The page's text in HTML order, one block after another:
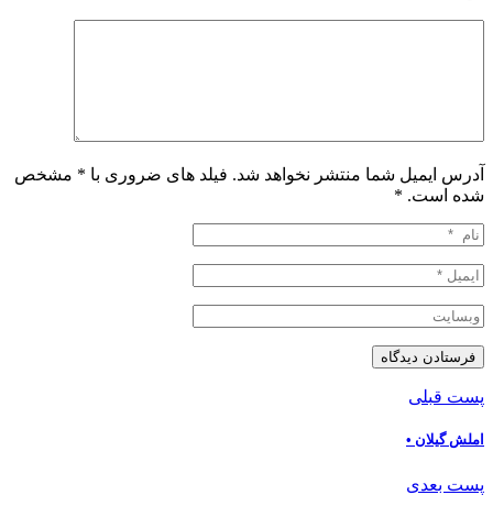
آدرس ایمیل شما منتشر نخواهد شد. فیلد های ضروری با * مشخص
شده است. *
پست قبلی
املش گیلان •
پست بعدی